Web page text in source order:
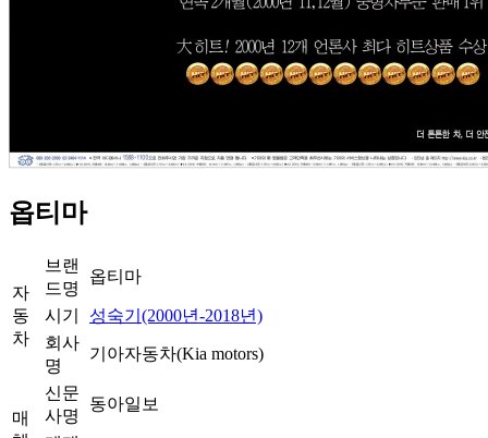
옵티마
자
동
차
브랜
드명
옵티마
시기
성숙기(2000년-2018년)
회사
명
기아자동차(Kia motors)
매
신문
사명
동아일보